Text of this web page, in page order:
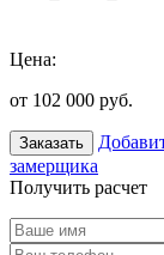
Цена:
от 102 000 руб.
Заказать
замерщика
Получить расчет